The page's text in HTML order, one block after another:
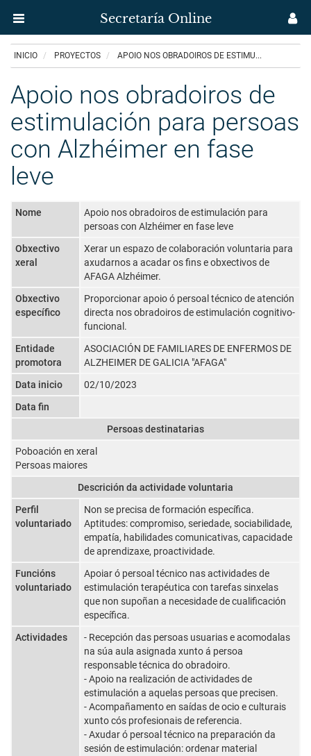
principal
Secretaría Online
Secretaría
Uvigo
INICIO PROYECTOS APOIO NOS OBRADOIROS DE ESTIMU...
Apoio nos obradoiros de
estimulación para persoas
con Alzhéimer en fase
leve
Nome
Apoio nos obradoiros de estimulación para
persoas con Alzhéimer en fase leve
Obxectivo
xeral
Xerar un espazo de colaboración voluntaria para
axudarnos a acadar os fins e obxectivos de
AFAGA Alzhéimer.
Obxectivo
específico
Proporcionar apoio ó persoal técnico de atención
directa nos obradoiros de estimulación cognitivo-
funcional.
Entidade
promotora
ASOCIACIÓN DE FAMILIARES DE ENFERMOS DE
ALZHEIMER DE GALICIA "AFAGA"
Data inicio
02/10/2023
Data fin
Persoas destinatarias
Poboación en xeral
Persoas maiores
Descrición da actividade voluntaria
Perfil
voluntariado
Non se precisa de formación específica.
Aptitudes: compromiso, seriedade, sociabilidade,
empatía, habilidades comunicativas, capacidade
de aprendizaxe, proactividade.
Funcións
voluntariado
Apoiar ó persoal técnico nas actividades de
estimulación terapéutica con tarefas sinxelas
que non supoñan a necesidade de cualificación
específica.
Actividades
- Recepción das persoas usuarias e acomodalas
na súa aula asignada xunto á persoa
responsable técnica do obradoiro.
- Apoio na realización de actividades de
estimulación a aquelas persoas que precisen.
- Acompañamento en saídas de ocio e culturais
xunto cós profesionais de referencia.
- Axudar ó persoal técnico na preparación da
sesión de estimulación: ordenar material